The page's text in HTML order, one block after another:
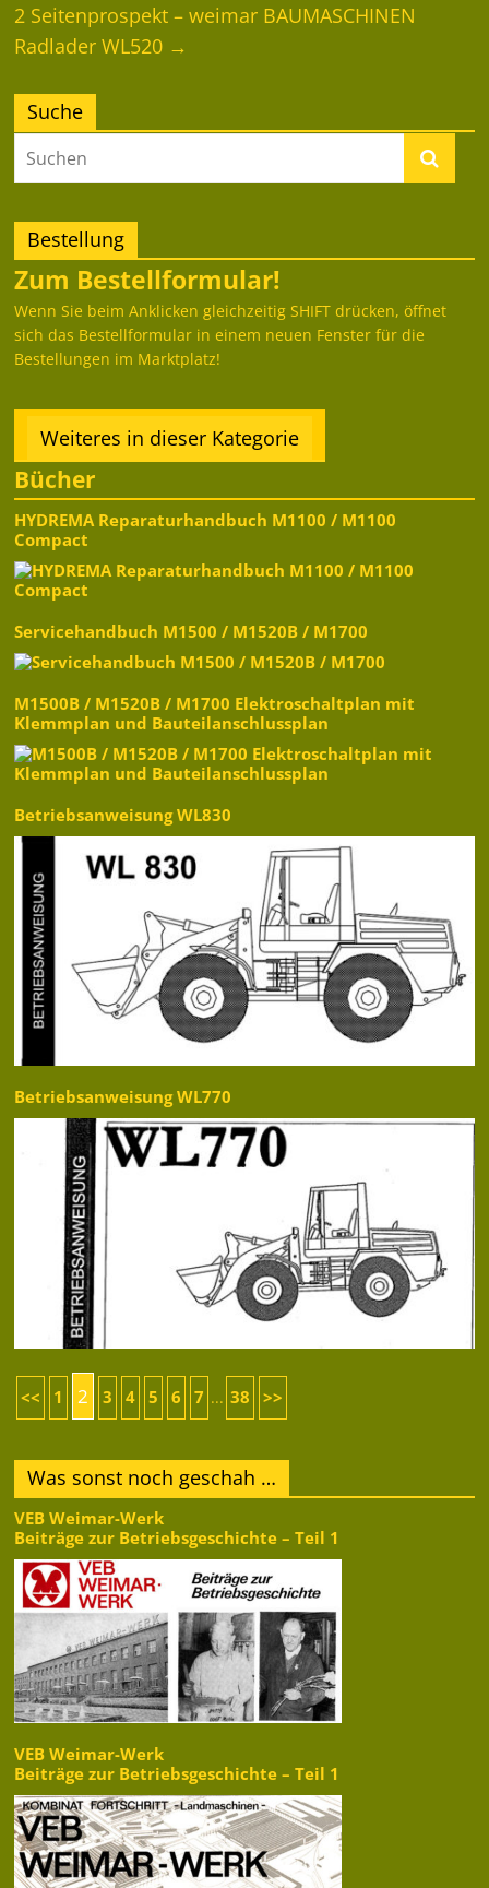
2 Seitenprospekt – weimar BAUMASCHINEN
Radlader WL520 →
Suche
Bestellung
Zum Bestellformular!
Wenn Sie beim Anklicken gleichzeitig SHIFT drücken, öffnet
sich das Bestellformular in einem neuen Fenster für die
Bestellungen im Marktplatz!
Weiteres in dieser Kategorie
Bücher
HYDREMA Reparaturhandbuch M1100 / M1100
Compact
Servicehandbuch M1500 / M1520B / M1700
M1500B / M1520B / M1700 Elektroschaltplan mit
Klemmplan und Bauteilanschlussplan
Betriebsanweisung WL830
Betriebsanweisung WL770
<< 1 2 3 4 5 6 7 ... 38 >>
Was sonst noch geschah …
VEB Weimar-Werk
Beiträge zur Betriebsgeschichte – Teil 1
VEB Weimar-Werk
Beiträge zur Betriebsgeschichte – Teil 1